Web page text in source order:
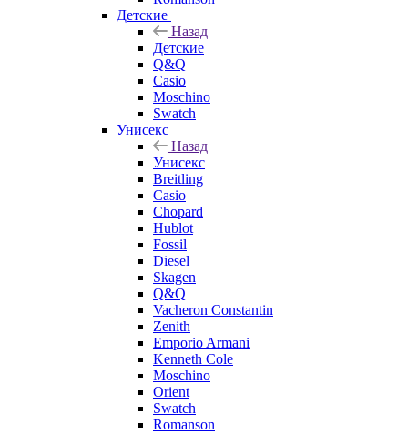
Детские
Назад
Детские
Q&Q
Casio
Moschino
Swatch
Унисекс
Назад
Унисекс
Breitling
Casio
Chopard
Hublot
Fossil
Diesel
Skagen
Q&Q
Vacheron Constantin
Zenith
Emporio Armani
Kenneth Cole
Moschino
Orient
Swatch
Romanson